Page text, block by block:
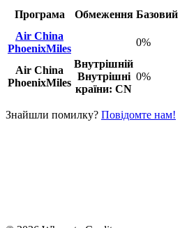
Програма
Обмеження Базовий
Air China
PhoenixMiles
0%
Air China
PhoenixMiles
Внутрішній
Внутрішні
країни: CN
0%
Знайшли помилку? Повідомте нам!